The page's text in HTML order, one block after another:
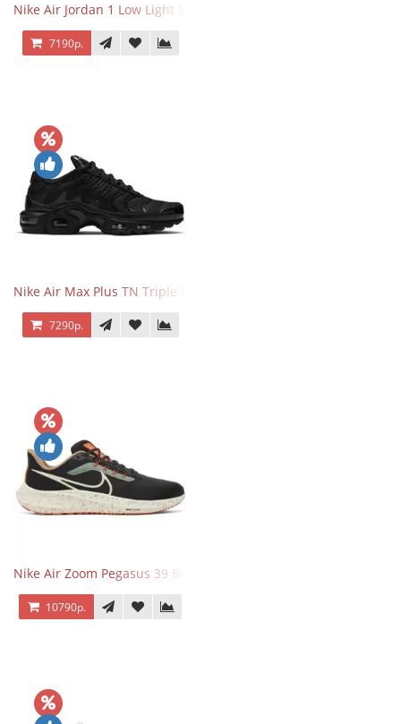
Nike Air Jordan 1 Low Light Smoke Grey
7190р.
Nike Air Max Plus TN Triple Black
7290р.
Nike Air Zoom Pegasus 39 Black White Orange
10790р.